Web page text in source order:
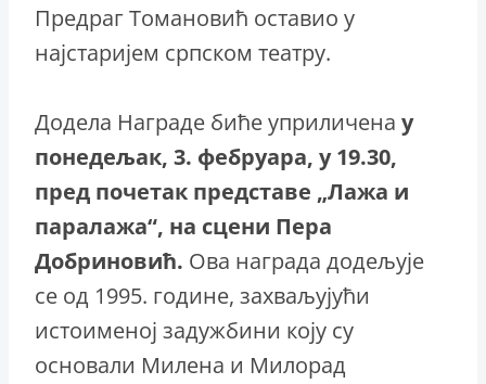
Предраг Томановић оставио у
најстаријем српском театру.
Додела Награде биће уприличена у
понедељак, 3. фебруара, у 19.30,
пред почетак представе „Лажа и
паралажа“, на сцени Пера
Добриновић. Ова награда додељује
се од 1995. године, захваљујући
истоименој задужбини коју су
основали Милена и Милорад